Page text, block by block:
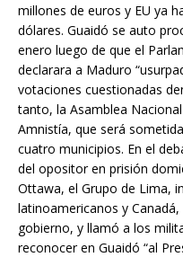
millones de euros y EU ya
dólares. Guaidó se auto
enero luego de que el
declarara a Maduro
votaciones cuestionadas
tanto, la Asamblea
Amnistía, que será
cuatro municipios. En el
del opositor en prisión
Ottawa, el Grupo de Lima,
latinoamericanos y
gobierno, y llamó a los
reconocer en Guaidó “al